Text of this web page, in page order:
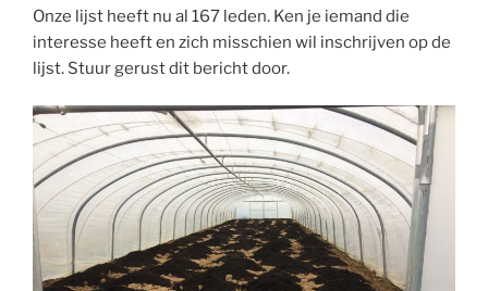
Onze lijst heeft nu al 167 leden. Ken je iemand die
interesse heeft en zich misschien wil inschrijven op de
lijst. Stuur gerust dit bericht door.